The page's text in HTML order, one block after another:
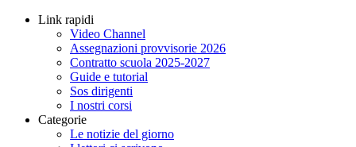
Link rapidi
Video Channel
Assegnazioni provvisorie 2026
Contratto scuola 2025-2027
Guide e tutorial
Sos dirigenti
I nostri corsi
Categorie
Le notizie del giorno